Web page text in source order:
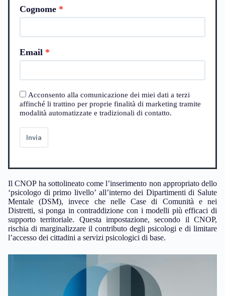
Cognome
Email
Acconsento alla comunicazione dei miei dati a terzi
affinché li trattino per proprie finalità di marketing tramite
modalità automatizzate e tradizionali di contatto.
Invia
Il CNOP ha sottolineato come l’inserimento non appropriato dello
‘psicologo di primo livello’ all’interno dei Dipartimenti di Salute
Mentale (DSM), invece che nelle Case di Comunità e nei
Distretti, si ponga in contraddizione con i modelli più efficaci di
supporto territoriale. Questa impostazione, secondo il CNOP,
rischia di marginalizzare il contributo degli psicologi e di limitare
l’accesso dei cittadini a servizi psicologici di base.